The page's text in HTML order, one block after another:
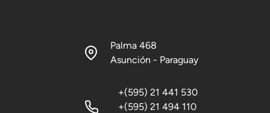
Palma 468
Asunción - Paraguay
+(595) 21 441 530
+(595) 21 494 110